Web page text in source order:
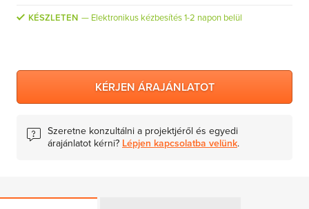
Server CALs
KÉSZLETEN Elektronikus kézbesítés 1-2 napon belül
KÉRJEN ÁRAJÁNLATOT
Szeretne konzultálni a projektjéről és egyedi
árajánlatot kérni? Lépjen kapcsolatba velünk.